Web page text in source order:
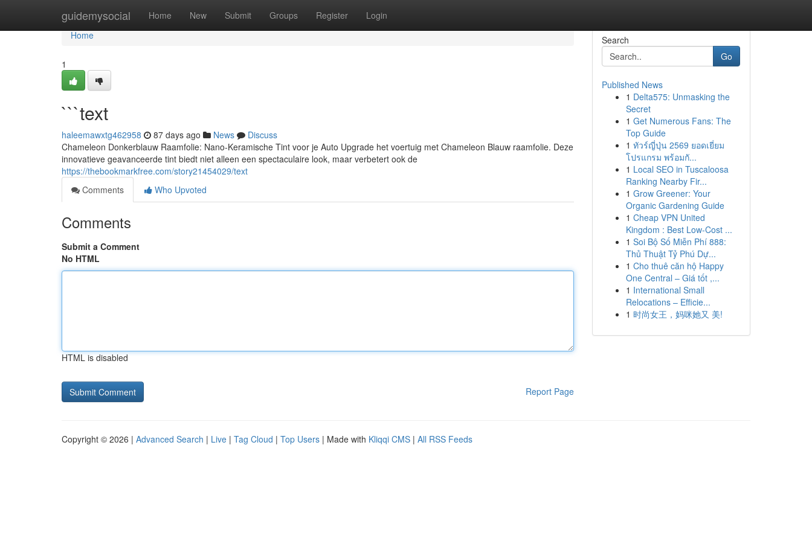
guidemysocial Home New Submit Groups Register Login
Home
Home
1
```text
haleemawxtg462958 87 days ago News
Discuss
Chameleon Donkerblauw Raamfolie: Nano-Keramische Tint voor je Auto Upgrade het voertuig met Chameleon Blauw raamfolie. Deze
innovatieve geavanceerde tint biedt niet alleen een spectaculaire look, maar verbetert ook de
https://thebookmarkfree.com/story21454029/text
Comments
Who Upvoted
Comments
Submit a Comment
No HTML
HTML is disabled
Report Page
Search
Go
Published News
1 Delta575: Unmasking the
Secret
1 Get Numerous Fans: The
Top Guide
1 ทัวร์ญี่ปุ่น 2569 ยอดเยี่ยม
โปรแกรม พร้อมกั...
1 Local SEO in Tuscaloosa
Ranking Nearby Fir...
1 Grow Greener: Your
Organic Gardening Guide
1 Cheap VPN United
Kingdom : Best Low-Cost ...
1 Soi Bộ Số Miễn Phí 888:
Thủ Thuật Tỷ Phú Dự...
1 Cho thuê căn hộ Happy
One Central – Giá tốt ,...
1 International Small
Relocations – Efficie...
1 时尚女王，妈咪她又 美!
Copyright © 2026 | Advanced Search | Live | Tag Cloud | Top Users | Made with Kliqqi CMS | All RSS Feeds